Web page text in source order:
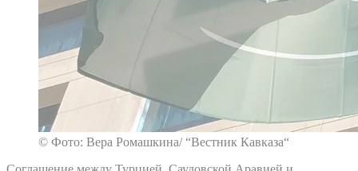
© Фото: Вера Ромашкина/ “Вестник Кавказа“